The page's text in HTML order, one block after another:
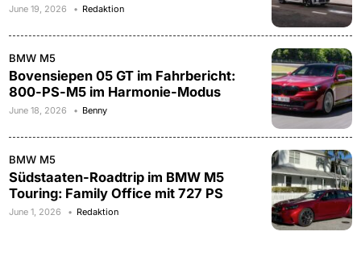
June 19, 2026 Redaktion
BMW M5
Bovensiepen 05 GT im Fahrbericht:
800-PS-M5 im Harmonie-Modus
June 18, 2026 Benny
BMW M5
Südstaaten-Roadtrip im BMW M5
Touring: Family Office mit 727 PS
June 1, 2026 Redaktion